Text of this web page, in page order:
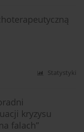
Statystyki
kryzysu
falach”